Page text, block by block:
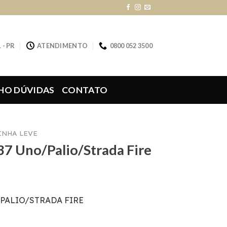
- PR ATENDIMENTO 0800 052 3500
DÚVIDAS CONTATO
LEVE
Uno/Palio/Strada Fire
STRADA FIRE